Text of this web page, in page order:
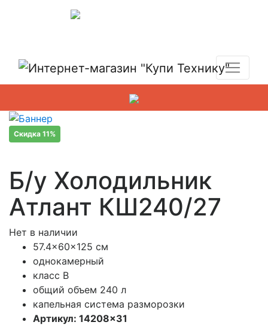
Скидка 11%
Б/у Холодильник
Атлант КШ240/27
Нет в наличии
57.4x60x125 см
однокамерный
класс B
общий объем 240 л
капельная система разморозки
Артикул: 14208×31